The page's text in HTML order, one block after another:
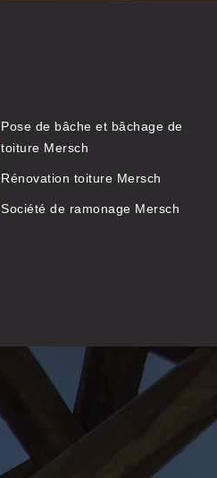
Pose de bâche et bâchage de
toiture Mersch
Rénovation toiture Mersch
Société de ramonage Mersch